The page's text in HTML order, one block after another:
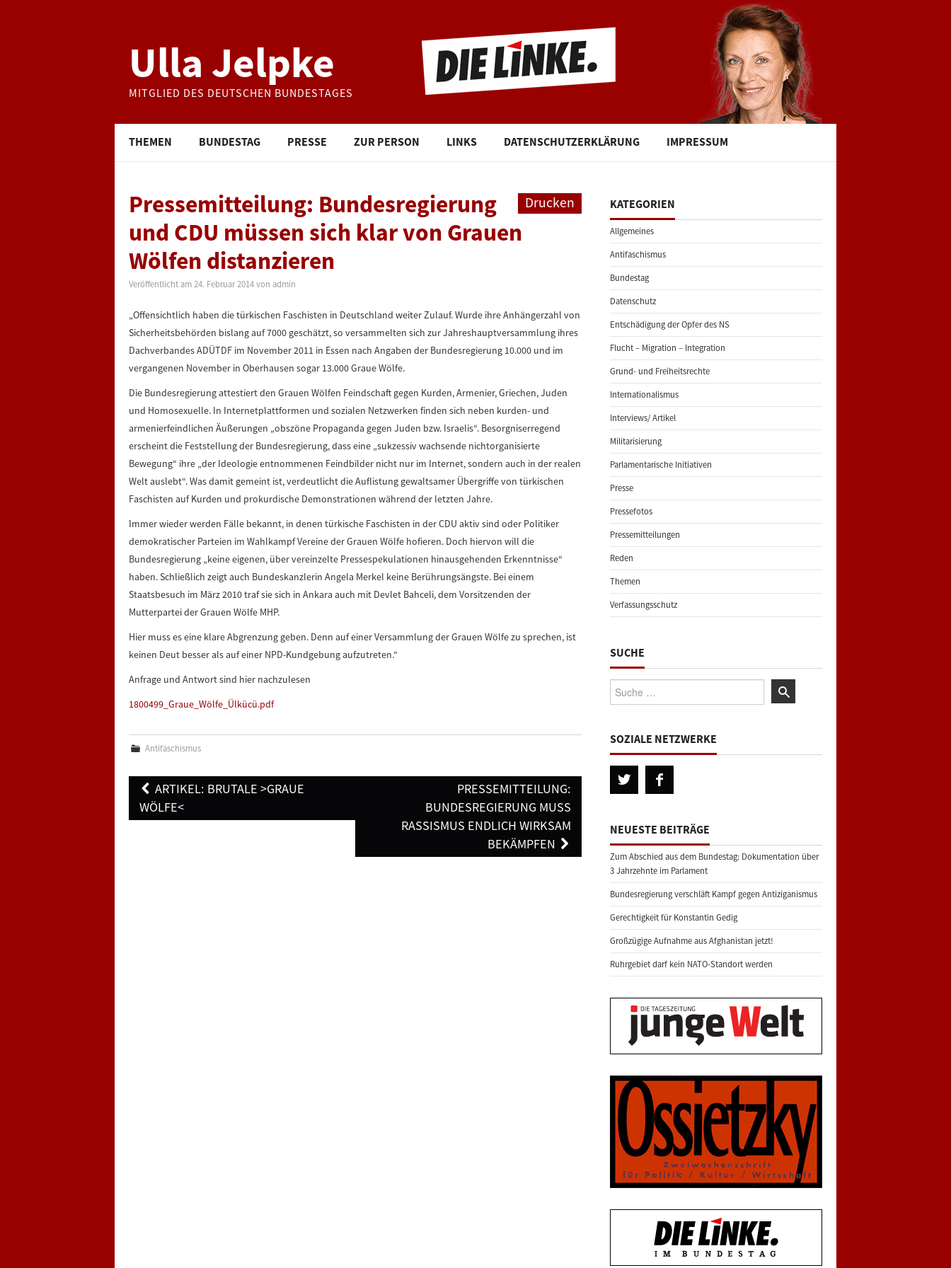
Ulla Jelpke
MITGLIED DES DEUTSCHEN BUNDESTAGES
THEMEN BUNDESTAG PRESSE ZUR PERSON LINKS DATENSCHUTZERKLÄRUNG IMPRESSUM
Drucken
Pressemitteilung: Bundesregierung
und CDU müssen sich klar von Grauen
Wölfen distanzieren
Veröffentlicht am 24. Februar 2014 von admin
„Offensichtlich haben die türkischen Faschisten in Deutschland weiter Zulauf. Wurde ihre Anhängerzahl von
Sicherheitsbehörden bislang auf 7000 geschätzt, so versammelten sich zur Jahreshauptversammlung ihres
Dachverbandes ADÜTDF im November 2011 in Essen nach Angaben der Bundesregierung 10.000 und im
vergangenen November in Oberhausen sogar 13.000 Graue Wölfe.
Die Bundesregierung attestiert den Grauen Wölfen Feindschaft gegen Kurden, Armenier, Griechen, Juden
und Homosexuelle. In Internetplattformen und sozialen Netzwerken finden sich neben kurden- und
armenierfeindlichen Äußerungen „obszöne Propaganda gegen Juden bzw. Israelis“. Besorgniserregend
erscheint die Feststellung der Bundesregierung, dass eine „sukzessiv wachsende nichtorganisierte
Bewegung“ ihre „der Ideologie entnommenen Feindbilder nicht nur im Internet, sondern auch in der realen
Welt auslebt“. Was damit gemeint ist, verdeutlicht die Auflistung gewaltsamer Übergriffe von türkischen
Faschisten auf Kurden und prokurdische Demonstrationen während der letzten Jahre.
Immer wieder werden Fälle bekannt, in denen türkische Faschisten in der CDU aktiv sind oder Politiker
demokratischer Parteien im Wahlkampf Vereine der Grauen Wölfe hofieren. Doch hiervon will die
Bundesregierung „keine eigenen, über vereinzelte Pressespekulationen hinausgehenden Erkenntnisse“
haben. Schließlich zeigt auch Bundeskanzlerin Angela Merkel keine Berührungsängste. Bei einem
Staatsbesuch im März 2010 traf sie sich in Ankara auch mit Devlet Bahceli, dem Vorsitzenden der
Mutterpartei der Grauen Wölfe MHP.
Hier muss es eine klare Abgrenzung geben. Denn auf einer Versammlung der Grauen Wölfe zu sprechen, ist
keinen Deut besser als auf einer NPD-Kundgebung aufzutreten.“
Anfrage und Antwort sind hier nachzulesen
1800499_Graue_Wölfe_Ülkücü.pdf
Antifaschismus
Post
navigation
ARTIKEL: BRUTALE >GRAUE
WÖLFE<
PRESSEMITTEILUNG:
BUNDESREGIERUNG MUSS
RASSISMUS ENDLICH WIRKSAM
BEKÄMPFEN
KATEGORIEN
Allgemeines
Antifaschismus
Bundestag
Datenschutz
Entschädigung der Opfer des NS
Flucht – Migration – Integration
Grund- und Freiheitsrechte
Internationalismus
Interviews/ Artikel
Militarisierung
Parlamentarische Initiativen
Presse
Pressefotos
Pressemitteilungen
Reden
Themen
Verfassungsschutz
SUCHE
Suche:
SOZIALE NETZWERKE
NEUESTE BEITRÄGE
Zum Abschied aus dem Bundestag: Dokumentation über
3 Jahrzehnte im Parlament
Bundesregierung verschläft Kampf gegen Antiziganismus
Gerechtigkeit für Konstantin Gedig
Großzügige Aufnahme aus Afghanistan jetzt!
Ruhrgebiet darf kein NATO-Standort werden